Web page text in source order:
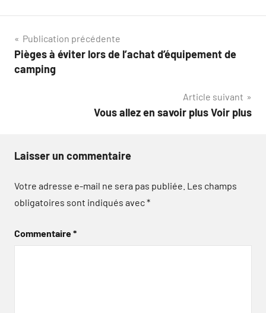
Navigation
de
Publication précédente
Pièges à éviter lors de l’achat d’équipement de
camping
Article suivant
Vous allez en savoir plus Voir plus
Laisser un commentaire
Votre adresse e-mail ne sera pas publiée. Les champs
obligatoires sont indiqués avec*
Commentaire*